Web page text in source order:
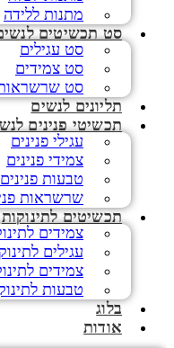
מתנות ללידה
סט תכשיטים
סט עגילים
סט צמידים
סט
תליונים לנשים
תכשיטי פנינים
עגילי פנינים
צמידי פנינים
טבעות פנינים
שרשראות
תכשיטים לתינוקות
צמידים
עגילים
צמידים
טבעות
בלוג
אודות